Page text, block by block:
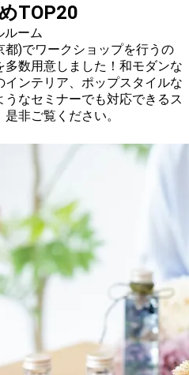
TOP20
ルーム
)でワークショップを行うの
数用意しました！和モダンな
ンテリア、ポップスタイルな
なセミナーでも対応できるス
非ご覧ください。